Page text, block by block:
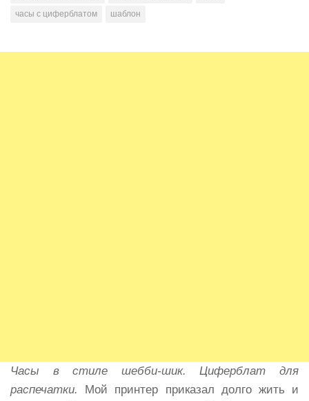
часы с циферблатом
шаблон
Часы в стиле шебби-шик. Циферблат для
распечатки.
Мой принтер приказал долго жить и